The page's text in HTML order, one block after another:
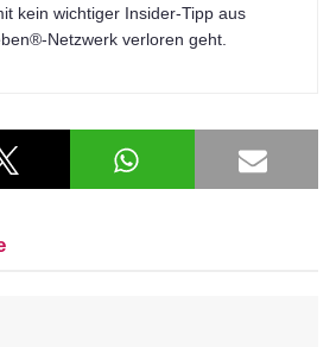
kein wichtiger Insider-Tipp aus
Netzwerk verloren geht.